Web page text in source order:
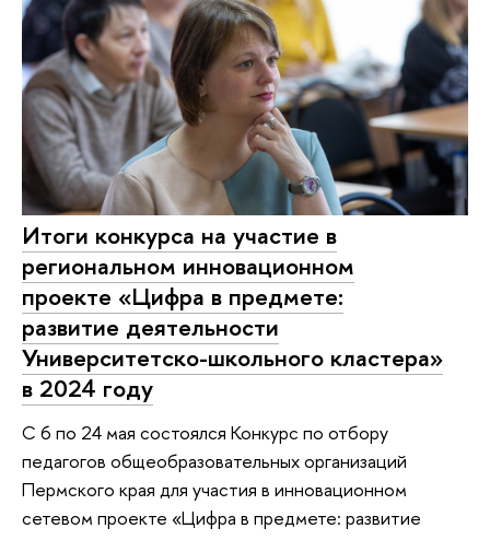
Итоги конкурса на участие в
региональном инновационном
проекте «Цифра в предмете:
развитие деятельности
Университетско-школьного кластера»
в 2024 году
С 6 по 24 мая состоялся Конкурс по отбору
педагогов общеобразовательных организаций
Пермского края для участия в инновационном
сетевом проекте «Цифра в предмете: развитие